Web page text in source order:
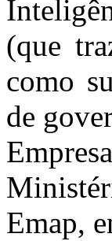
(que
como
de
Emap,